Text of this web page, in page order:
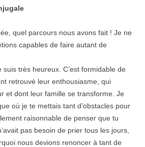
quel parcours nous avons fait ! Je ne
capables de faire autant de
très heureux. C’est formidable de
retrouvé leur enthousiasme, qui
et dont leur famille se transforme. Je
où je te mettais tant d’obstacles pour
raisonnable de penser que tu
pas besoin de prier tous les jours,
nous devions renoncer à tant de